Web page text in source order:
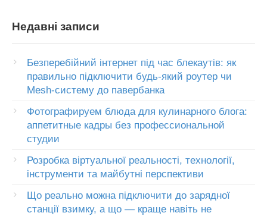
Недавні записи
Безперебійний інтернет під час блекаутів: як
правильно підключити будь-який роутер чи
Mesh-систему до павербанка
Фотографируем блюда для кулинарного блога:
аппетитные кадры без профессиональной
студии
Розробка віртуальної реальності, технології,
інструменти та майбутні перспективи
Що реально можна підключити до зарядної
станції взимку, а що — краще навіть не